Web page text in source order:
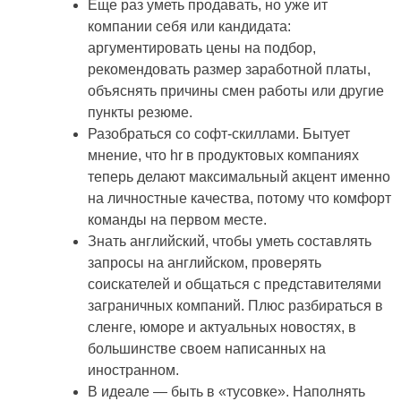
Еще раз уметь продавать, но уже ит
компании себя или кандидата:
аргументировать цены на подбор,
рекомендовать размер заработной платы,
объяснять причины смен работы или другие
пункты резюме.
Разобраться со софт-скиллами. Бытует
мнение, что hr в продуктовых компаниях
теперь делают максимальный акцент именно
на личностные качества, потому что комфорт
команды на первом месте.
Знать английский, чтобы уметь составлять
запросы на английском, проверять
соискателей и общаться с представителями
заграничных компаний. Плюс разбираться в
сленге, юморе и актуальных новостях, в
большинстве своем написанных на
иностранном.
В идеале — быть в «тусовке». Наполнять